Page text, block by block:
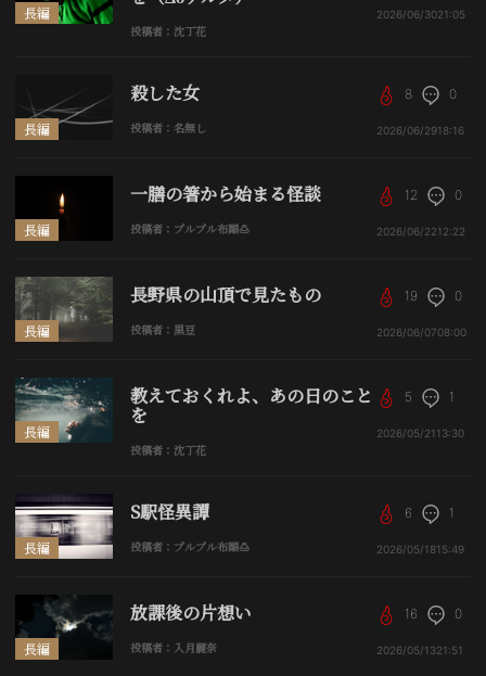
長編
投稿者：沈丁花
2026/06/3021:05
長編
殺した女
投稿者：名無し
8 0
2026/06/2918:16
長編
一膳の箸から始まる怪談
投稿者：プルプル布顚🍮
12 0
2026/06/2212:22
長編
長野県の山頂で見たもの
投稿者：黒豆
19 0
2026/06/0708:00
長編
教えておくれよ、あの日のこと
を
投稿者：沈丁花
5 1
2026/05/21 13:30
長編
S駅怪異譚
投稿者：プルプル布顚🍮
6 1
2026/05/1815:49
長編
放課後の片想い
投稿者：入月麗奈
16 0
2026/05/1321:51